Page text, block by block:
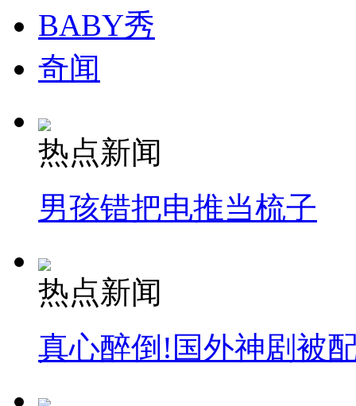
BABY秀
奇闻
热点新闻
男孩错把电推当梳子
热点新闻
真心醉倒!国外神剧被